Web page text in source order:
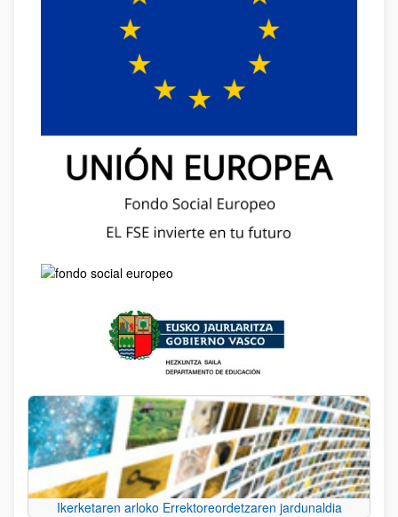
Ikerketaren arloko Errektoreordetzaren jardunaldia